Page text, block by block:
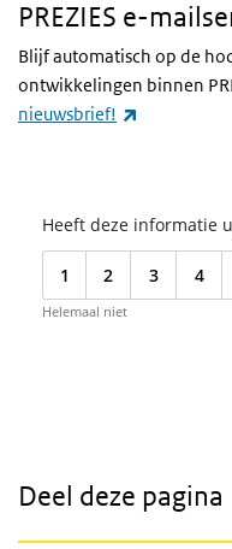
PREZIES e-
Blijf automatisch op de
ontwikkelingen binnen
nieuwsbrief!
Heeft deze informatie
1 2 3 4
Helemaal niet
Deel deze pagina